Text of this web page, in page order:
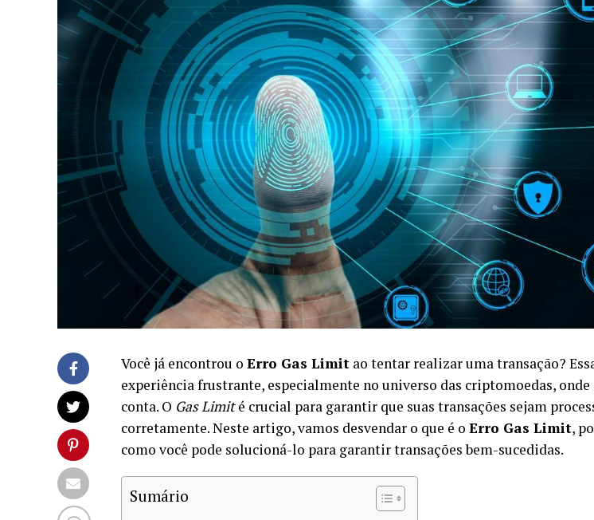
Você já encontrou o Erro Gas Limit ao tentar realizar uma transação?
experiência frustrante, especialmente no universo das criptomoedas, onde
conta. O Gas Limité crucial para garantir que suas transações sejam
corretamente. Neste artigo, vamos desvendar o que é o Erro Gas Limit,
como você pode solucioná-lo para garantir transações bem-sucedidas.
Sumário